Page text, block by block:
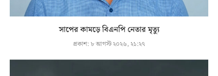
সাপের কামড়ে বিএনপি নেতার মৃত্যু
প্রকাশ: ৮ আগস্ট ২০২৬, ২১:২৭